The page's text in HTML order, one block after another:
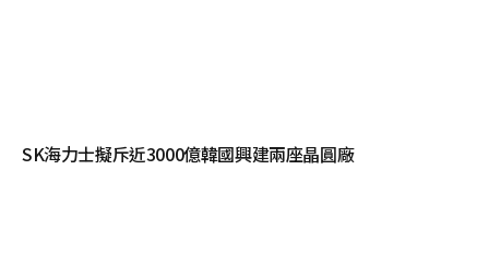
SK海力士擬斥近3000億韓國興建兩座晶圓廠